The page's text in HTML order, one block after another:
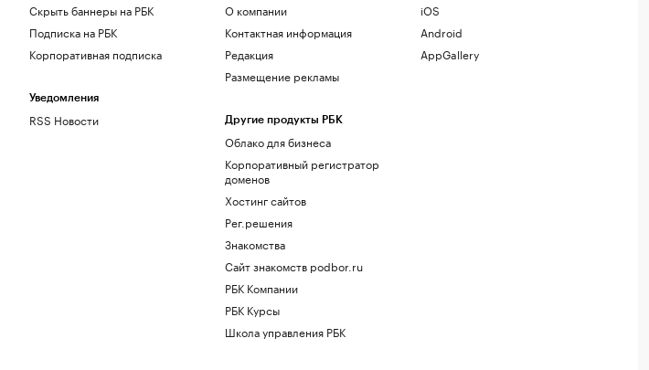
Скрыть баннеры на РБК
Подписка на РБК
Корпоративная подписка
Уведомления
RSS Новости
О компании
Контактная информация
Редакция
Размещение рекламы
Другие продукты РБК
Облако для бизнеса
Корпоративный регистратор
доменов
Хостинг сайтов
Рег.решения
Знакомства
Сайт знакомств podbor.ru
РБК Компании
РБК Курсы
Школа управления РБК
iOS
Android
AppGallery